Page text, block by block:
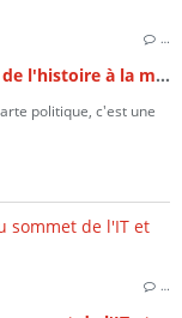
…
L'Acadie : L'âme vibrante de l'Atlantique, de l'histoire à la modernité
politique, c'est une
…